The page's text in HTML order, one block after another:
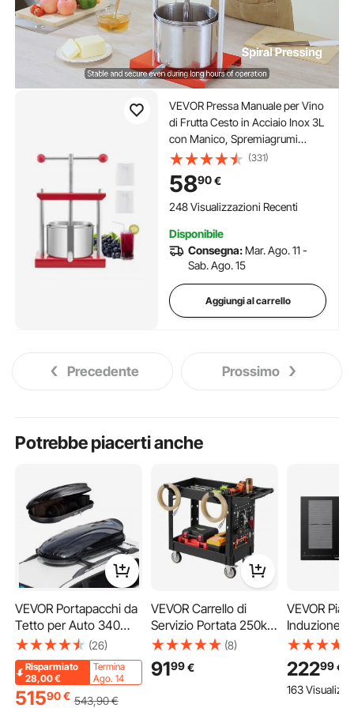
VEVOR Pressa Manuale per Vino
di Frutta Cesto in Acciaio Inox 3L
con Manico, Spremiagrumi
Manuale per Bevande Alcoliche
Pressa per Sidro, Mela, Uva,
Tintura, Miele, Olio d'Oliva
Cucina, Casa
(331)
5890€
248 Visualizzazioni Recenti
Disponibile
Consegna: Mar. Ago. 11 -
Sab. Ago. 15
Aggiungi al carrello
Precedente Prossimo
Potrebbe piacerti anche
VEVOR Portapacchi da
Tetto per Auto 340
Litri, Box Tetto a
Guscio Rigido ABS, con
Apertura su Entrambi i
Lati e 2 Cinghie
(26)
Risparmiato
28,00€
Termina
Ago. 14
51590€ 543,90€
VEVOR Carrello di
Servizio Portata 250kg
2 Ripiani Ruote Girevoli
con Freno, Carrello
Officina, Ruote Fisse
(8)
9199€
VEVOR
Induzione
Cucina
Induzione
Bruciatori
22299€
163